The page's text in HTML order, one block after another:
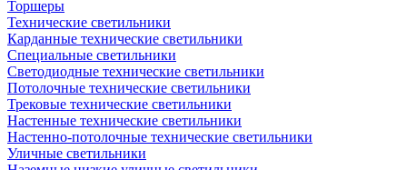
Торшеры
Технические светильники
Карданные технические светильники
Специальные светильники
Светодиодные технические светильники
Потолочные технические светильники
Трековые технические светильники
Настенные технические светильники
Настенно-потолочные технические светильники
Уличные светильники